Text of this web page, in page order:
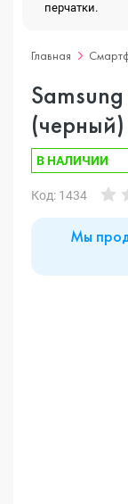
перчатки.
Главная
(черный)
В НАЛИЧИИ
Код: 1434
Мы